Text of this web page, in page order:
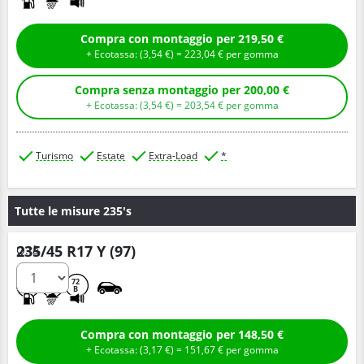
Compra con montaggio per 219,50 €
+ Ecotassa: (3,54€ ) =223,04€ per gomma
Compra senza montaggio per 200,00 €
+ Ecotassa: (3,54€ ) =203,54€ per gomma
Turismo Estate Extra-Load *
Tutte le misure 235's
235/45 R17 Y (97)
72
B
Q.tà
Compra con montaggio per 148,50 €
+ Ecotassa: (3,17€ ) = 151,67€ per gomma